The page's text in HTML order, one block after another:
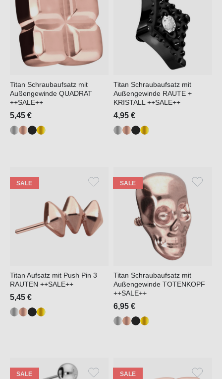
Titan Schraubaufsatz mit
Außengewinde QUADRAT
++SALE++
5,45 €
Titan Schraubaufsatz mit
Außengewinde RAUTE +
KRISTALL ++SALE++
4,95 €
SALE
Titan Aufsatz mit Push Pin 3
RAUTEN ++SALE++
5,45 €
SALE
Titan Schraubaufsatz mit
Außengewinde TOTENKOPF
++SALE++
6,95 €
SALE SALE